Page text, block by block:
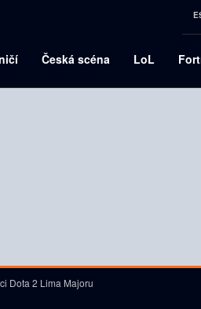
Česká scéna LoL
Dota 2 Lima Majoru